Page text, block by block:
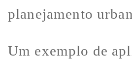
planejamento
Um exemplo de